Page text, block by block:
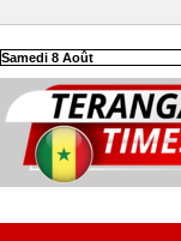
Samedi 8 Août